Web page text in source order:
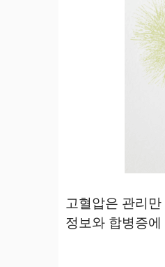
고혈압은 관리
정보와 합병증